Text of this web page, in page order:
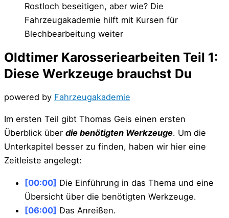
Rostloch beseitigen, aber wie? Die
Fahrzeugakademie hilft mit Kursen für
Blechbearbeitung weiter
Oldtimer Karosseriearbeiten Teil 1:
Diese Werkzeuge brauchst Du
powered by Fahrzeugakademie
Im ersten Teil gibt Thomas Geis einen ersten
Überblick über die benötigten Werkzeuge. Um die
Unterkapitel besser zu finden, haben wir hier eine
Zeitleiste angelegt:
[00:00] Die Einführung in das Thema und eine
Übersicht über die benötigten Werkzeuge.
[06:00] Das Anreißen.